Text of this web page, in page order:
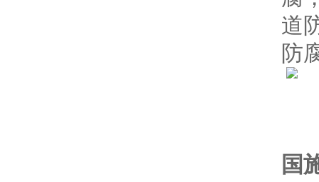
道
防
国